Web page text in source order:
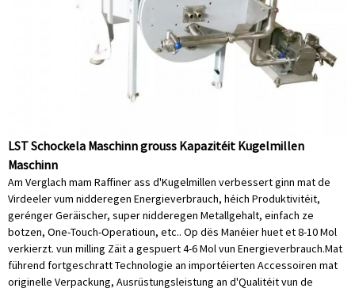
LST Schockela Maschinn grouss Kapazitéit Kugelmillen
Maschinn
Am Verglach mam Raffiner ass d'Kugelmillen verbessert ginn mat de
Virdeeler vum nidderegen Energieverbrauch, héich Produktivitéit,
gerénger Geräischer, super nidderegen Metallgehalt, einfach ze
botzen, One-Touch-Operatioun, etc.. Op dës Manéier huet et 8-10 Mol
verkierzt. vun milling Zäit a gespuert 4-6 Mol vun Energieverbrauch.Mat
führend fortgeschratt Technologie an importéierten Accessoiren mat
originelle Verpackung, Ausrüstungsleistung an d'Qualitéit vun de